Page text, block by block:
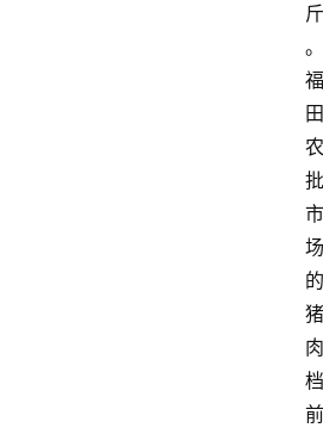
斤
。
福
田
农
批
市
场
的
猪
肉
档
前